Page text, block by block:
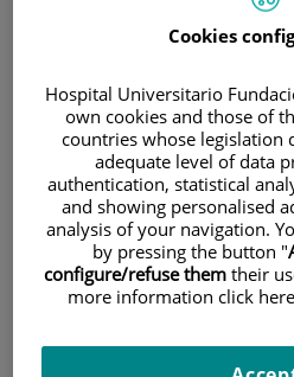
Pacientes y
Investigación
Cookies
Hospital Universitario
own cookies and those of
countries whose legislation
adequate level of data
authentication, statistical
and showing personalised
analysis of your navigation.
by pressing the button "
configure/refuse them their
more information click